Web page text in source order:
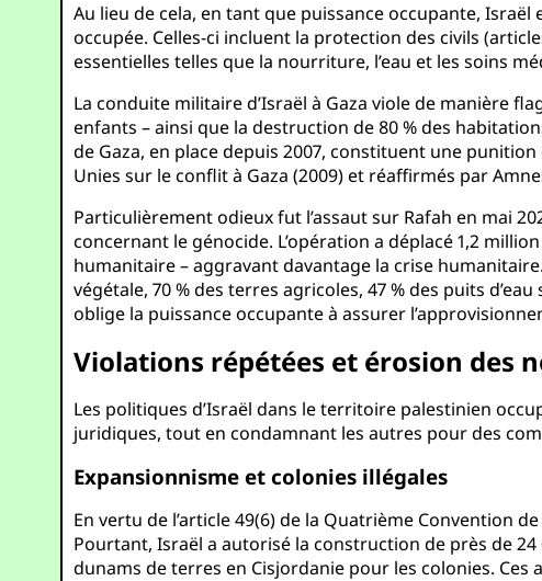
Au lieu de cela, en tant que puissance occupante,
occupée. Celles-ci incluent la protection des civils
essentielles telles que la nourriture, l’eau et les soins
La conduite militaire d’Israël à Gaza viole de manière
enfants – ainsi que la destruction de 80 % des
de Gaza, en place depuis 2007, constituent une
Unies sur le conflit à Gaza (2009) et réaffirmés par
Particulièrement odieux fut l’assaut sur Rafah en mai
concernant le génocide. L’opération a déplacé 1,2
humanitaire – aggravant davantage la crise
végétale, 70 % des terres agricoles, 47 % des puits
oblige la puissance occupante à assurer
Violations répétées et érosion des
Les politiques d’Israël dans le territoire palestinien
juridiques, tout en condamnant les autres pour des
Expansionnisme et colonies illégales
En vertu de l’article 49(6) de la Quatrième Convention
Pourtant, Israël a autorisé la construction de près de
dunams de terres en Cisjordanie pour les colonies.